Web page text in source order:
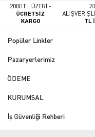
2000 TL ÜZERİ -
ÜCRETSİZ
KARGO
TL
Popüler Linkler
Pazaryerlerimiz
ÖDEME
KURUMSAL
İş Güvenliği Rehberi